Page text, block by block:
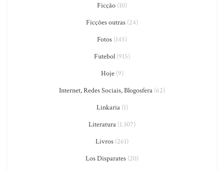
Ficção (10)
Ficções outras (24)
Fotos (145)
Futebol (915)
Hoje(9)
Internet, Redes Sociais, Blogosfera (62)
Linkaria(1)
Literatura (1.307)
Livros (261)
Los Disparates (20)